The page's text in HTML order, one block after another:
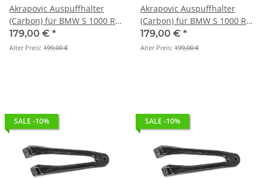
Akrapovic Auspuffhalter
(Carbon) für BMW S 1000 RR
- BJ. 2015 > 2018 (P-
MBB10R3/1)
179,00 € *
Alter Preis: 199,00 €
Akrapovic Auspuffhalter
(Carbon) für BMW S 1000 RR
- BJ. 2019 > 2026 (P-
MBB10E1/1)
179,00 € *
Alter Preis: 199,00 €
SALE -10% SALE -10%